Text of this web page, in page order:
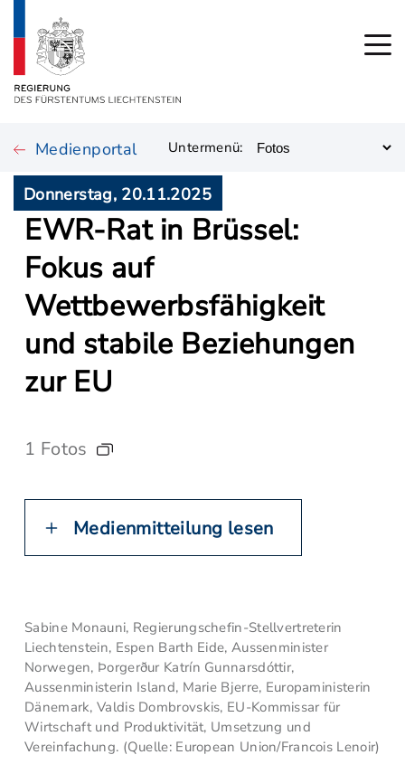
Medienportal Untermenü:
Donnerstag, 20.11.2025
EWR-Rat in Brüssel:
Fokus auf
Wettbewerbsfähigkeit
und stabile Beziehungen
zur EU
1 Fotos
Medienmitteilung lesen
Sabine Monauni, Regierungschefin-Stellvertreterin
Liechtenstein, Espen Barth Eide, Aussenminister
Norwegen, Þorgerður Katrín Gunnarsdóttir,
Aussenministerin Island, Marie Bjerre, Europaministerin
Dänemark, Valdis Dombrovskis, EU-Kommissar für
Wirtschaft und Produktivität, Umsetzung und
Vereinfachung. (Quelle: European Union/Francois Lenoir)